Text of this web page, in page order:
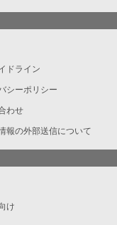
ドライン
シーポリシー
わせ
報の外部送信について
け